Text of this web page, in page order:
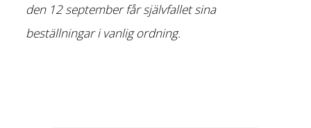
den 12 september får självfallet sina
beställningar i vanlig ordning.